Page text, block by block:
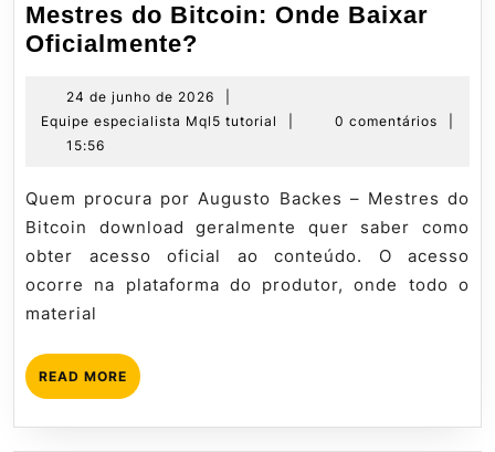
Mestres do Bitcoin: Onde Baixar
Oficialmente?
Bitcoin:
Onde
Oficialmente?
24 de junho de 2026
de
2026
Equipe especialista Mql5 tutorial
tutorial
0 comentários
15:56
Quem procura por Augusto Backes – Mestres do
Bitcoin download geralmente quer saber como
obter acesso oficial ao conteúdo. O acesso
ocorre na plataforma do produtor, onde todo o
material
READ MORE READ
MORE